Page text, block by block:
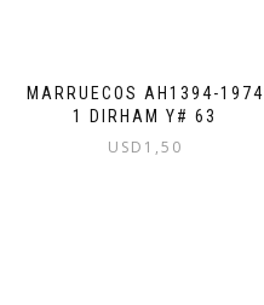
MARRUECOS AH1394-1974
1 DIRHAM Y# 63
USD 1,50